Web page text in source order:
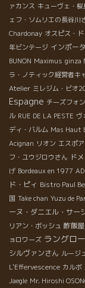
ァカンス キューヴェ・桜
ェフ・ソムリエの長谷川
Chardonay オスピス・
年ビンテージ インポー
BUNON Maximus ginza
ラ・ノティック経営者キ
Atelier ミレジム・ビオ
Espagne チーズフォ
ル RUE DE LA PESTE ヴ
ディ・バルム Mas Haut
Acignan リオン エスポ
フ・ユウジロウさん ド
げ Bordeaux en 1977
ド・ピィ Bistro Paul
国 Take chan Yuzu de
ーヌ・ダニエル・サー
リアン・ボッシュ 酢飯屋
ョロワーズ ラングロ
シルヴァンさん ルージ
L'Effervescence カルボ
Jaegle Mr. Hiroshi